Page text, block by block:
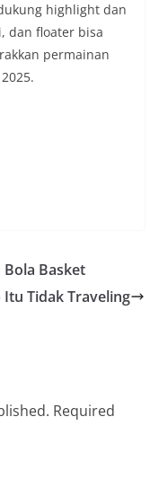
highlight dan
dan floater bisa
permainan
Basket
Itu Tidak Traveling
Required